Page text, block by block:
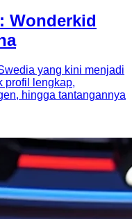
Wonderkid
yang kini menjadi
profil lengkap,
hingga tantangannya